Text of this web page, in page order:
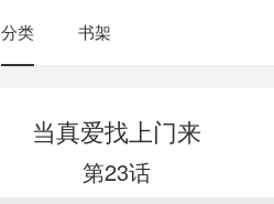
分类 书架
当真爱找上门来
第23话